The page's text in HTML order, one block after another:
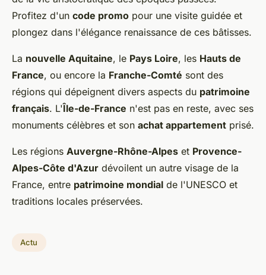
Profitez d'un code promo pour une visite guidée et
plongez dans l'élégance renaissance de ces bâtisses.
La nouvelle Aquitaine, le Pays Loire, les Hauts de
France, ou encore la Franche-Comté sont des
régions qui dépeignent divers aspects du patrimoine
français. L'Île-de-France n'est pas en reste, avec ses
monuments célèbres et son achat appartement prisé.
Les régions Auvergne-Rhône-Alpes et Provence-
Alpes-Côte d'Azur dévoilent un autre visage de la
France, entre patrimoine mondial de l'UNESCO et
traditions locales préservées.
Actu